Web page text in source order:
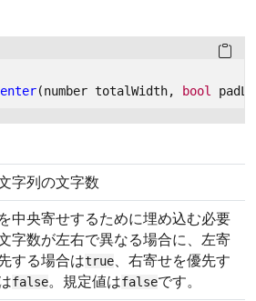
(number totalWidth, bool
字列の文字数
中央寄せするために埋め込む必要
字数が左右で異なる場合に、左寄
する場合はtrue、右寄せを優先す
false。規定値はfalseです。